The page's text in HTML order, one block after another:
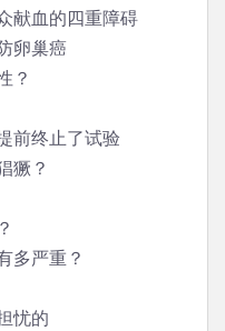
献血的四重障碍
卵巢癌
？
前终止了试验
獗？
多严重？
忧的